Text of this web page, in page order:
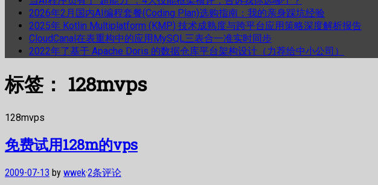
2026年2月国内AI编程套餐(Coding Plan)选购指南：我的亲身踩坑经验
2025年 Kotlin Multiplatform (KMP) 技术成熟度与跨平台应用策略深度解析报告
CloudCanal在表重构中的应用MySQL三表合一准实时同步
2022年了基于 Apache Doris 的数据仓库平台架构设计（力荐给中小公司）
标签： 128mvps
128mvps
免费试用128m的vps
2009-07-13 by wwek·2条评论